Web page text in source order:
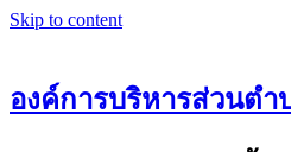
Skip to content
องค์การบริหารส่วนตำ